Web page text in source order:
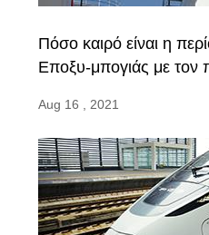
Πόσο καιρό είναι η
Εποξυ-μπογιάς με τον
Aug 16 , 2021